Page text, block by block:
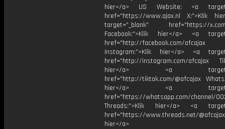
hier</a> US Website: <a
href="https://www.ajax.nl X:">Klik
target="_blank" href="https://x.com/
Facebook:">Klik hier</a> <a
href="http://facebook.com/afcajax
Instagram:">Klik hier</a> <a
href="http://instagram.com/afcajax
hier</a> <a
href="http://tiktok.com/@afcajax
hier</a> <a
href="https://whatsapp.com/channel/
Threads:">Klik hier</a> <a
href="https://www.threads.net/
hier</a>